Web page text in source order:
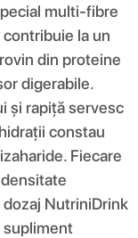
multi-fibre
la un
din proteine
digerabile.
și rapiță servesc
constau
Fiecare
NutriniDrink
supliment